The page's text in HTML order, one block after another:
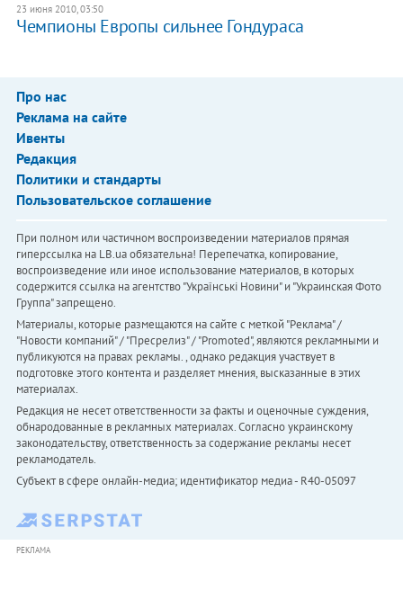
23 июня 2010, 03:50
Чемпионы Европы сильнее Гондураса
Про нас
Реклама на сайте
Ивенты
Редакция
Политики и стандарты
Пользовательское соглашение
При полном или частичном воспроизведении материалов прямая
гиперссылка на LB.ua обязательна! Перепечатка, копирование,
воспроизведение или иное использование материалов, в которых
содержится ссылка на агентство "Українськi Новини" и "Украинская Фото
Группа" запрещено.
Материалы, которые размещаются на сайте с меткой "Реклама" /
"Новости компаний" / "Пресрелиз" / "Promoted", являются рекламными и
публикуются на правах рекламы. , однако редакция участвует в
подготовке этого контента и разделяет мнения, высказанные в этих
материалах.
Редакция не несет ответственности за факты и оценочные суждения,
обнародованные в рекламных материалах. Согласно украинскому
законодательству, ответственность за содержание рекламы несет
рекламодатель.
Субъект в сфере онлайн-медиа; идентификатор медиа - R40-05097
РЕКЛАМА